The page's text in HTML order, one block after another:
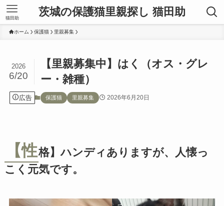
茨城の保護猫里親探し 猫田助
猫田助
ホーム 保護猫 里親募集
【里親募集中】はく（オス・グレ
ー・雑種）
2026
6/20
広告 保護猫 里親募集 2026年6月20日
【性格】ハンディありますが、人懐っ
こく元気です。